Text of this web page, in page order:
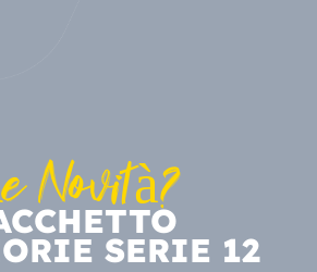
Novità?
SERIE 12